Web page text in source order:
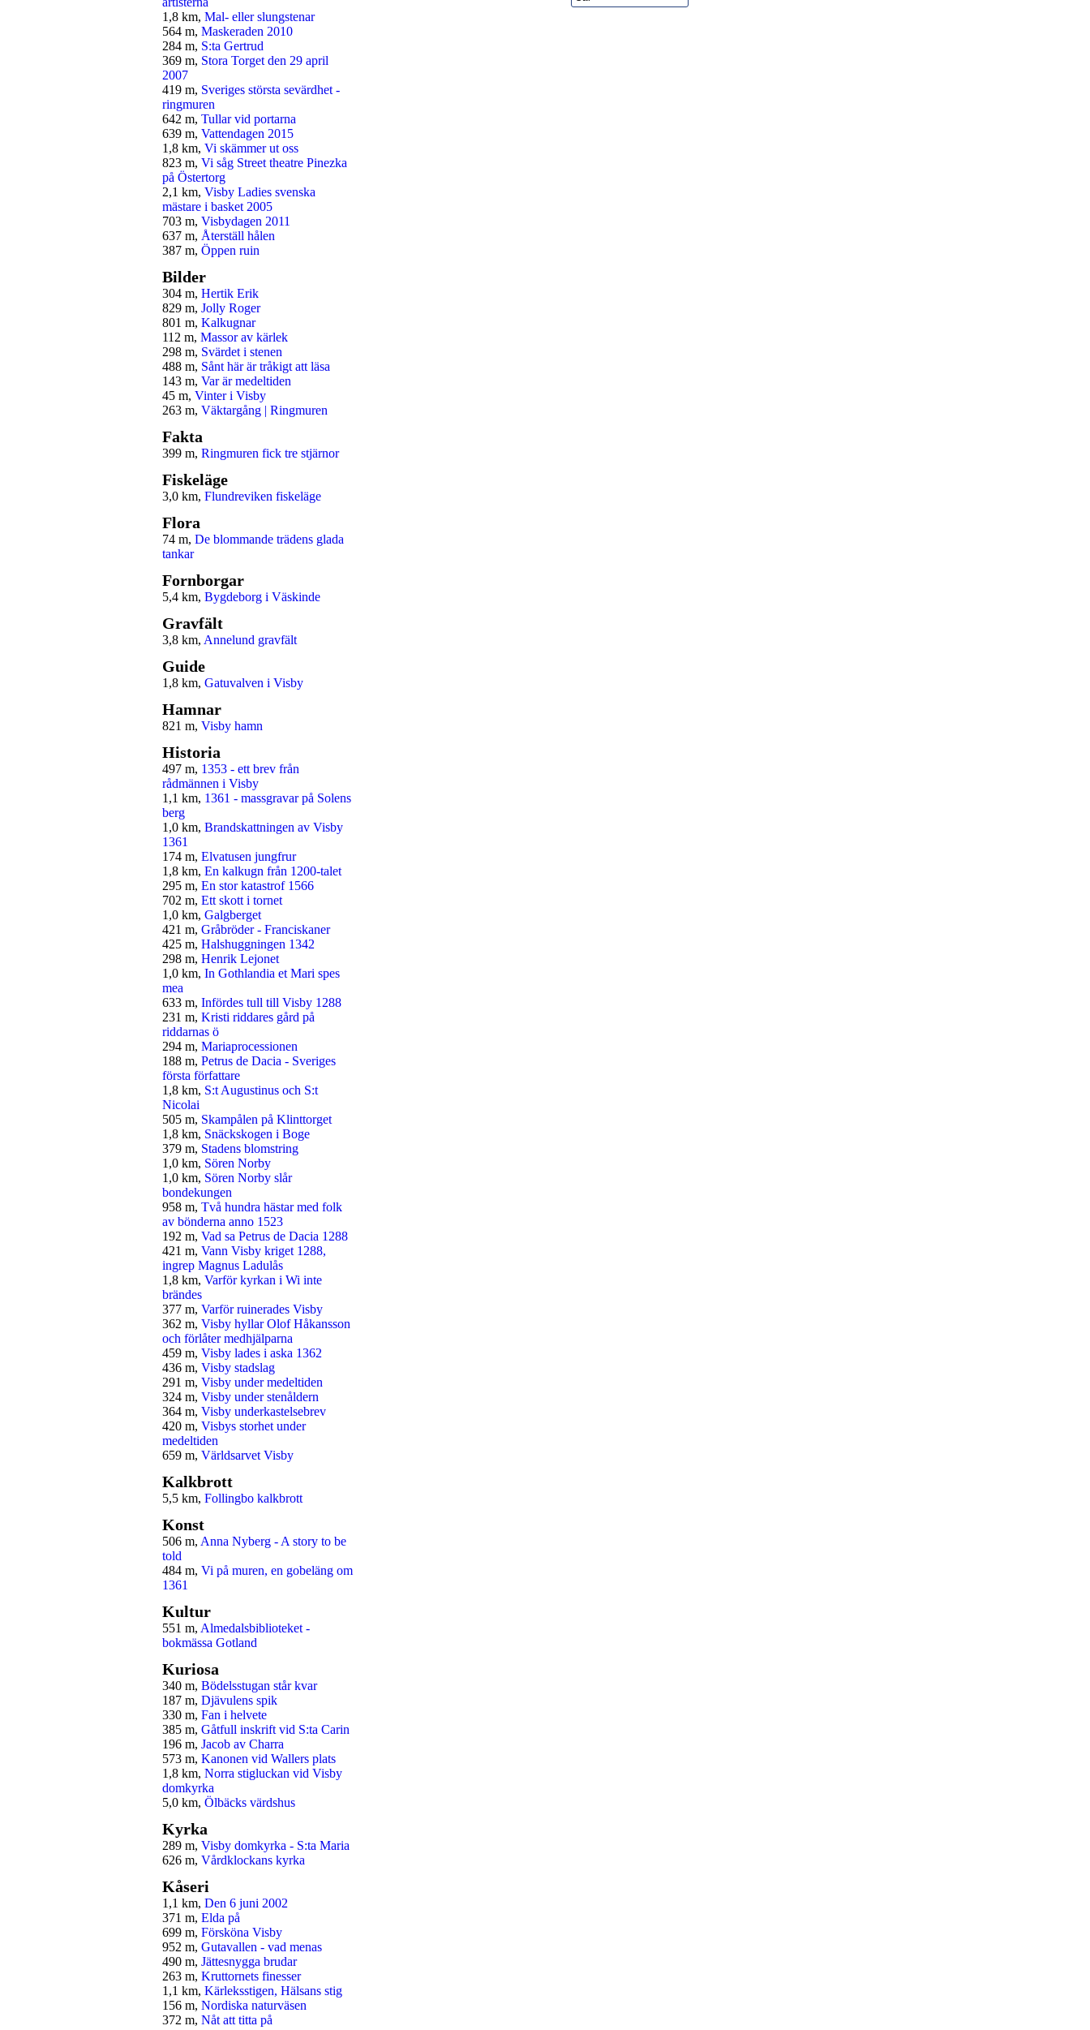
1,8 km, Mal- eller slungstenar
564 m, Maskeraden 2010
284 m, S:ta Gertrud
369 m, Stora Torget den 29 april
2007
419 m, Sveriges största sevärdhet -
ringmuren
642 m, Tullar vid portarna
639 m, Vattendagen 2015
1,8 km, Vi skämmer ut oss
823 m, Vi såg Street theatre Pinezka
på Östertorg
2,1 km, Visby Ladies svenska
mästare i basket 2005
703 m, Visbydagen 2011
637 m, Återställ hålen
387 m, Öppen ruin
Bilder
304 m, Hertik Erik
829 m, Jolly Roger
801 m, Kalkugnar
112 m, Massor av kärlek
298 m, Svärdet i stenen
488 m, Sånt här är tråkigt att läsa
143 m, Var är medeltiden
45 m, Vinter i Visby
263 m, Väktargång | Ringmuren
Fakta
399 m, Ringmuren fick tre stjärnor
Fiskeläge
3,0 km, Flundreviken fiskeläge
Flora
74 m, De blommande trädens glada
tankar
Fornborgar
5,4 km, Bygdeborg i Väskinde
Gravfält
3,8 km, Annelund gravfält
Guide
1,8 km, Gatuvalven i Visby
Hamnar
821 m, Visby hamn
Historia
497 m, 1353 - ett brev från
rådmännen i Visby
1,1 km, 1361 - massgravar på Solens
berg
1,0 km, Brandskattningen av Visby
1361
174 m, Elvatusen jungfrur
1,8 km, En kalkugn från 1200-talet
295 m, En stor katastrof 1566
702 m, Ett skott i tornet
1,0 km, Galgberget
421 m, Gråbröder - Franciskaner
425 m, Halshuggningen 1342
298 m, Henrik Lejonet
1,0 km, In Gothlandia et Mari spes
mea
633 m, Infördes tull till Visby 1288
231 m, Kristi riddares gård på
riddarnas ö
294 m, Mariaprocessionen
188 m, Petrus de Dacia - Sveriges
första författare
1,8 km, S:t Augustinus och S:t
Nicolai
505 m, Skampålen på Klinttorget
1,8 km, Snäckskogen i Boge
379 m, Stadens blomstring
1,0 km, Sören Norby
1,0 km, Sören Norby slår
bondekungen
958 m, Två hundra hästar med folk
av bönderna anno 1523
192 m, Vad sa Petrus de Dacia 1288
421 m, Vann Visby kriget 1288,
ingrep Magnus Ladulås
1,8 km, Varför kyrkan i Wi inte
brändes
377 m, Varför ruinerades Visby
362 m, Visby hyllar Olof Håkansson
och förlåter medhjälparna
459 m, Visby lades i aska 1362
436 m, Visby stadslag
291 m, Visby under medeltiden
324 m, Visby under stenåldern
364 m, Visby underkastelsebrev
420 m, Visbys storhet under
medeltiden
659 m, Världsarvet Visby
Kalkbrott
5,5 km, Follingbo kalkbrott
Konst
506 m, Anna Nyberg - A story to be
told
484 m, Vi på muren, en gobeläng om
1361
Kultur
551 m, Almedalsbiblioteket -
bokmässa Gotland
Kuriosa
340 m, Bödelsstugan står kvar
187 m, Djävulens spik
330 m, Fan i helvete
385 m, Gåtfull inskrift vid S:ta Carin
196 m, Jacob av Charra
573 m, Kanonen vid Wallers plats
1,8 km, Norra stigluckan vid Visby
domkyrka
5,0 km, Ölbäcks värdshus
Kyrka
289 m, Visby domkyrka - S:ta Maria
626 m, Vårdklockans kyrka
Kåseri
1,1 km, Den 6 juni 2002
371 m, Elda på
699 m, Försköna Visby
952 m, Gutavallen - vad menas
490 m, Jättesnygga brudar
263 m, Kruttornets finesser
1,1 km, Kärleksstigen, Hälsans stig
156 m, Nordiska naturväsen
372 m, Nåt att titta på